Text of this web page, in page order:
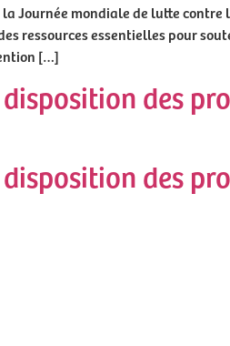
Journée mondiale de lutte
ressources essentielles pour
[…]
des
des